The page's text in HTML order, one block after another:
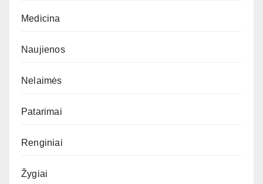
Medicina
Naujienos
Nelaimės
Patarimai
Renginiai
Žygiai